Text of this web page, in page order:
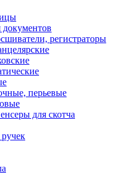
регистраторы
перьевые
для скотча